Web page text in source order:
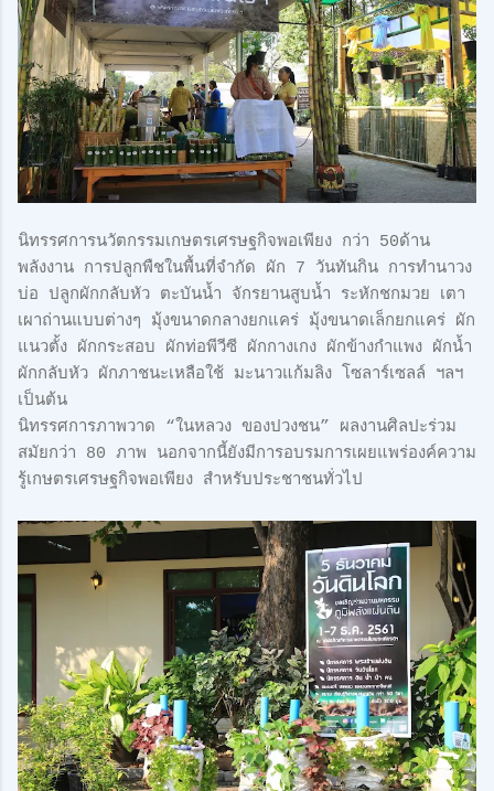
นิทรรศการนวัตกรรมเกษตรเศรษฐกิจพอเพียง กว่า 50ด้าน
พลังงาน การปลูกพืชในพื้นที่จำกัด ผัก 7 วันทันกิน การทำนาวง
บ่อ ปลูกผักกลับหัว ตะบันน้ำ จักรยานสูบน้ำ ระหักชกมวย เตา
เผาถ่านแบบต่างๆ มุ้งขนาดกลางยกแคร่ มุ้งขนาดเล็กยกแคร่ ผัก
แนวตั้ง ผักกระสอบ ผักท่อพีวีซี ผักกางเกง ผักข้างกำแพง ผักน้ำ
ผักกลับหัว ผักภาชนะเหลือใช้ มะนาวแก้มลิง โซลาร์เซลล์ ฯลฯ
เป็นต้น
นิทรรศการภาพวาด “ในหลวง ของปวงชน” ผลงานศิลปะร่วม
สมัยกว่า 80 ภาพ นอกจากนี้ยังมีการอบรมการเผยแพร่องค์ความ
รู้เกษตรเศรษฐกิจพอเพียง สำหรับประชาชนทั่วไป